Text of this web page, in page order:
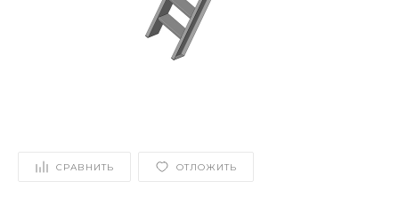
СРАВНИТЬ ОТЛОЖИТЬ